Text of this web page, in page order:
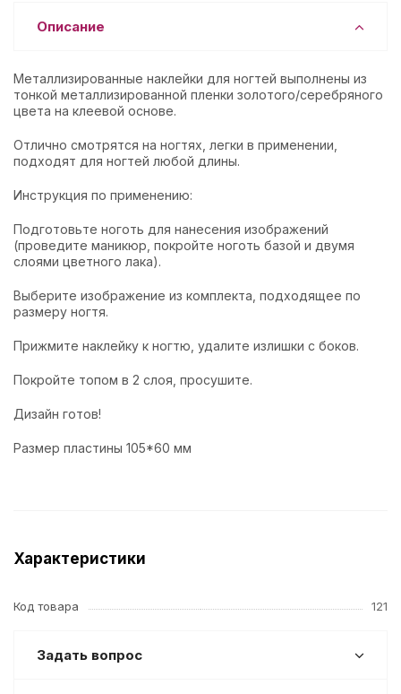
Описание
Металлизированные наклейки для ногтей выполнены из
тонкой металлизированной пленки золотого/серебряного
цвета на клеевой основе.
Отлично смотрятся на ногтях, легки в применении,
подходят для ногтей любой длины.
Инструкция по применению:
Подготовьте ноготь для нанесения изображений
(проведите маникюр, покройте ноготь базой и двумя
слоями цветного лака).
Выберите изображение из комплекта, подходящее по
размеру ногтя.
Прижмите наклейку к ногтю, удалите излишки с боков.
Покройте топом в 2 слоя, просушите.
Дизайн готов!
Размер пластины 105*60 мм
Характеристики
Код товара 121
Задать вопрос